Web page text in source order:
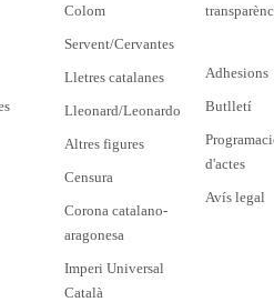
Colom
Servent/Cervantes
Lletres catalanes
Lleonard/Leonardo
Altres figures
Censura
Corona catalano-
aragonesa
Imperi Universal
Català
Adhesions
Butlletí
d'actes
Avís legal